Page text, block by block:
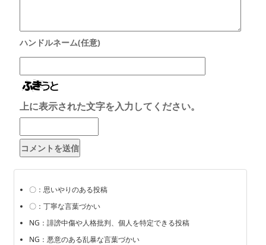
上に表示された文字を入力してください。
〇：思いやりのある投稿
〇：丁寧な言葉づかい
NG：誹謗中傷や人格批判、個人を特定できる投稿
NG：悪意のある乱暴な言葉づかい